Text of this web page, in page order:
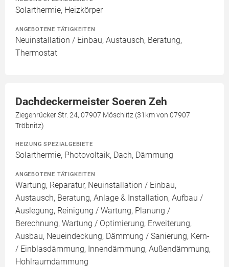
Solarthermie, Heizkörper
ANGEBOTENE TÄTIGKEITEN
Neuinstallation / Einbau, Austausch, Beratung,
Thermostat
Dachdeckermeister Soeren Zeh
Ziegenrücker Str. 24, 07907 Möschlitz (31km von 07907
Tröbnitz)
HEIZUNG SPEZIALGEBIETE
Solarthermie, Photovoltaik, Dach, Dämmung
ANGEBOTENE TÄTIGKEITEN
Wartung, Reparatur, Neuinstallation / Einbau,
Austausch, Beratung, Anlage & Installation, Aufbau /
Auslegung, Reinigung / Wartung, Planung /
Berechnung, Wartung / Optimierung, Erweiterung,
Ausbau, Neueindeckung, Dämmung / Sanierung, Kern-
/ Einblasdämmung, Innendämmung, Außendämmung,
Hohlraumdämmung